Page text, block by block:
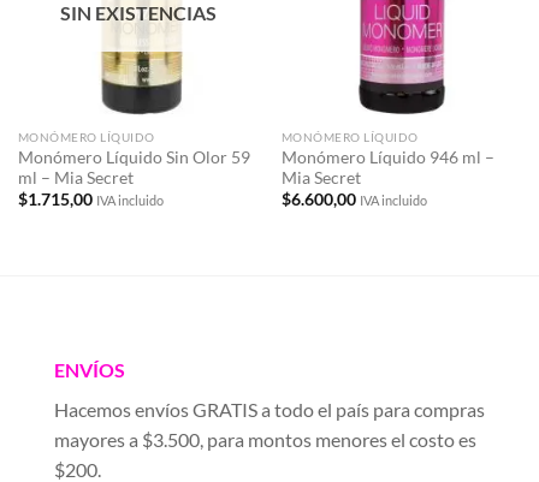
SIN EXISTENCIAS
MONÓMERO LÍQUIDO
Monómero Líquido Sin Olor 59
ml – Mia Secret
$1.715,00 IVA incluido
MONÓMERO LÍQUIDO
Monómero Líquido 946 ml –
Mia Secret
$6.600,00 IVA incluido
ENVÍOS
Hacemos envíos GRATIS a todo el país para compras
mayores a $3.500, para montos menores el costo es
$200.